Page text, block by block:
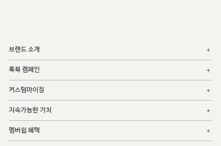
브랜드 소개
룩북 캠페인
커스텀마이징
지속가능한 가치
멤버쉽 혜택